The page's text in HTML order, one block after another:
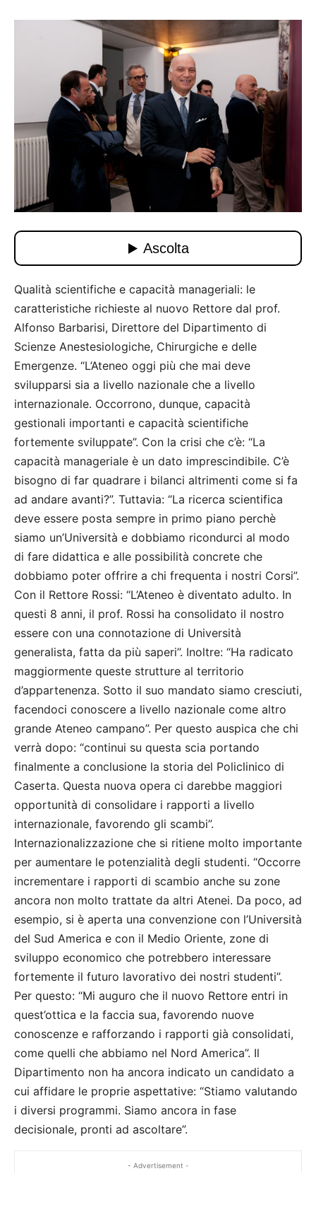
Qualità scientifiche e capacità manageriali: le
caratteristiche richieste al nuovo Rettore dal prof.
Alfonso Barbarisi, Direttore del Dipartimento di
Scienze Anestesiologiche, Chirurgiche e delle
Emergenze. “L’Ateneo oggi più che mai deve
svilupparsi sia a livello nazionale che a livello
internazionale. Occorrono, dunque, capacità
gestionali importanti e capacità scientifiche
fortemente sviluppate”. Con la crisi che c’è: “La
capacità manageriale è un dato imprescindibile. C’è
bisogno di far quadrare i bilanci altrimenti come si fa
ad andare avanti?”. Tuttavia: “La ricerca scientifica
deve essere posta sempre in primo piano perchè
siamo un’Università e dobbiamo ricondurci al modo
di fare didattica e alle possibilità concrete che
dobbiamo poter offrire a chi frequenta i nostri Corsi”.
Con il Rettore Rossi: “L’Ateneo è diventato adulto. In
questi 8 anni, il prof. Rossi ha consolidato il nostro
essere con una connotazione di Università
generalista, fatta da più saperi”. Inoltre: “Ha radicato
maggiormente queste strutture al territorio
d’appartenenza. Sotto il suo mandato siamo cresciuti,
facendoci conoscere a livello nazionale come altro
grande Ateneo campano”. Per questo auspica che chi
verrà dopo: “continui su questa scia portando
finalmente a conclusione la storia del Policlinico di
Caserta. Questa nuova opera ci darebbe maggiori
opportunità di consolidare i rapporti a livello
internazionale, favorendo gli scambi”.
Internazionalizzazione che si ritiene molto importante
per aumentare le potenzialità degli studenti. “Occorre
incrementare i rapporti di scambio anche su zone
ancora non molto trattate da altri Atenei. Da poco, ad
esempio, si è aperta una convenzione con l’Università
del Sud America e con il Medio Oriente, zone di
sviluppo economico che potrebbero interessare
fortemente il futuro lavorativo dei nostri studenti”.
Per questo: “Mi auguro che il nuovo Rettore entri in
quest’ottica e la faccia sua, favorendo nuove
conoscenze e rafforzando i rapporti già consolidati,
come quelli che abbiamo nel Nord America”. Il
Dipartimento non ha ancora indicato un candidato a
cui affidare le proprie aspettative: “Stiamo valutando
i diversi programmi. Siamo ancora in fase
decisionale, pronti ad ascoltare”.
- Advertisement -